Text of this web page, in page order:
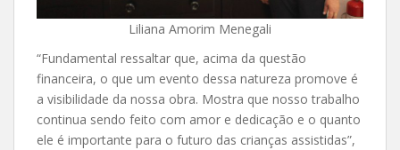
Liliana Amorim Menegali
“Fundamental ressaltar que, acima da questão
financeira, o que um evento dessa natureza promove é
a visibilidade da nossa obra. Mostra que nosso trabalho
continua sendo feito com amor e dedicação e o quanto
ele é importante para o futuro das crianças assistidas”,